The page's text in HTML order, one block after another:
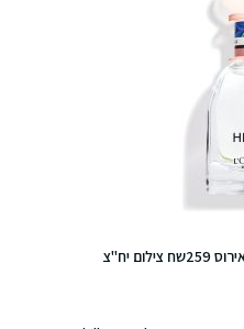
לאוקסיטן בושם בניחוח פרח האירוס 259שח צילום יח"צ